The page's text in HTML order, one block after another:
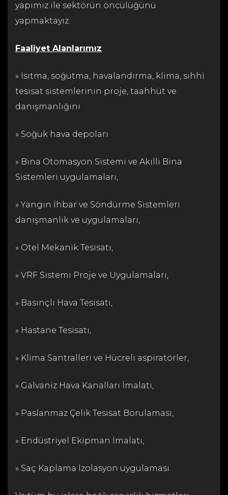
yapımız ile sektörün öncülüğünü
yapmaktayız.
Faaliyet Alanlarımız
» Isıtma, soğutma, havalandırma, klima, sıhhi
tesisat sistemlerinin proje, taahhüt ve
danışmanlığını
» Soğuk hava depoları
» Bina Otomasyon Sistemi ve Akıllı Bina
Sistemleri uygulamaları,
» Yangın İhbar ve Söndürme Sistemleri
danışmanlık ve uygulamaları,
» Otel Mekanik Tesisatı,
» VRF Sistemi Proje ve Uygulamaları,
» Basınçlı Hava Tesisatı,
» Hastane Tesisatı,
» Klima Santralleri ve Hücreli aspiratörler,
» Galvaniz Hava Kanalları İmalatı,
» Paslanmaz Çelik Tesisat Borulaması,
» Endüstriyel Ekipman İmalatı,
» Saç Kaplama İzolasyon uygulaması.